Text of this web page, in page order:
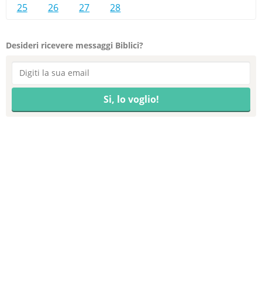
25
26 27 28
Desideri ricevere messaggi Biblici?